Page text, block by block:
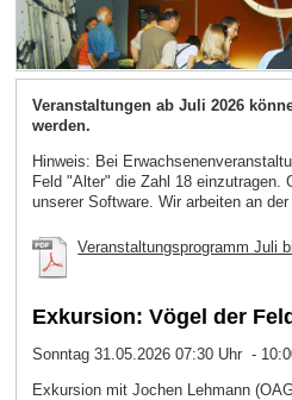
Veranstaltungen ab Juli 2026
werden.
Hinweis: Bei
Feld "Alter" die Zahl 18 einzutragen.
unserer Software. Wir arbeiten an
Veranstaltungsprogramm Juli
Exkursion: Vögel der
Sonntag 31.05.2026 07:30 Uhr -
Exkursion mit Jochen Lehmann